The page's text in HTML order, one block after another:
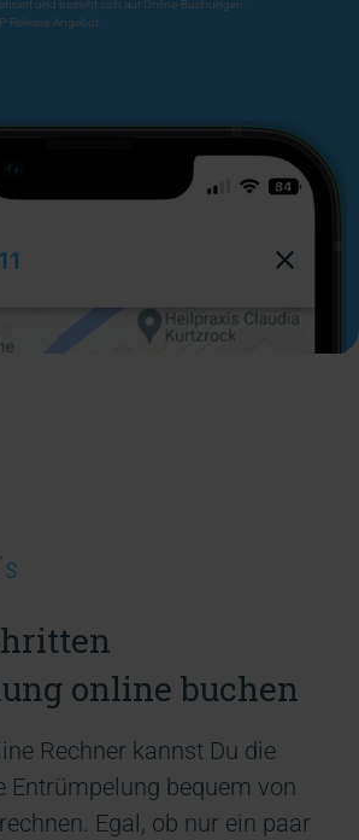
und bezieht sich auf Online-Buchungen.
Release-Angebot.
online buchen
Rechner kannst Du die
Entrümpelung bequem von
Egal, ob nur ein paar